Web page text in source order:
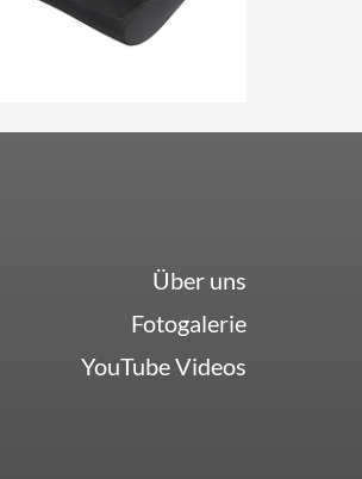
Über uns
Fotogalerie
YouTube Videos